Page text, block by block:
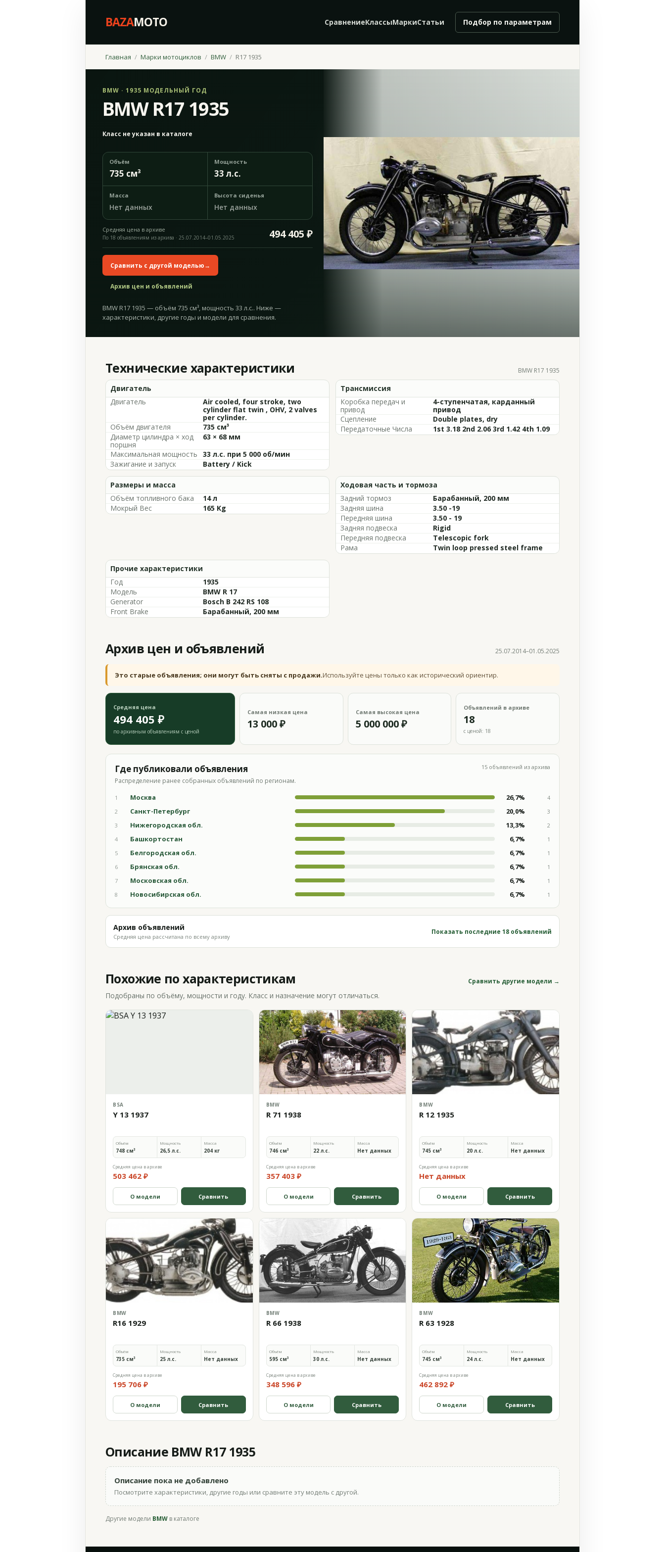
BAZAMOTO СравнениеКлассыМаркиСтатьи Подбор по параметрам
Главная Марки мотоциклов BMW R17 1935
BMW · 1935 МОДЕЛЬНЫЙ ГОД
BMW R17 1935
Класс не указан в каталоге
Объём
735 см³
Мощность
33 л.с.
Масса
Нет данных
Высота сиденья
Нет данных
Средняя цена в архиве 494 405 ₽
По 18 объявлениям из архива · 25.07.2014–01.05.2025
Сравнить с другой моделью→
Архив цен и объявлений
BMW R17 1935 — объём 735 см³, мощность 33 л.с.. Ниже —
характеристики, другие годы и модели для сравнения.
Технические характеристики BMW R17 1935
Двигатель
Двигатель
Air cooled, four stroke, two
cylinder flat twin , OHV, 2 valves
per cylinder.
Объём двигателя
735 см³
Диаметр цилиндра × ход
поршня
63 × 68 мм
Максимальная мощность
33 л.с. при 5 000 об/мин
Зажигание и запуск
Battery / Kick
Трансмиссия
Коробка передач и
привод
4-ступенчатая, карданный
привод
Сцепление
Double plates, dry
Передаточные Числа
1st 3.18 2nd 2.06 3rd 1.42 4th 1.09
Размеры и масса
Объём топливного бака
14 л
Мокрый Вес
165 Kg
Ходовая часть и тормоза
Задний тормоз
Барабанный, 200 мм
Задняя шина
3.50 -19
Передняя шина
3.50 - 19
Задняя подвеска
Rigid
Передняя подвеска
Telescopic fork
Рама
Twin loop pressed steel frame
Прочие характеристики
Год
1935
Модель
BMW R 17
Generator
Bosch B 242 RS 108
Front Brake
Барабанный, 200 мм
Архив цен и объявлений 25.07.2014–01.05.2025
Это старые объявления; они могут быть сняты с продажи.Используйте цены только как исторический ориентир.
Средняя цена
494 405 ₽
по архивным объявлениям с ценой
Самая низкая цена
13 000 ₽
Самая высокая цена
5 000 000 ₽
Объявлений в архиве
18
с ценой: 18
Где публиковали объявления
Распределение ранее собранных объявлений по регионам.
15 объявлений из архива
1 Москва 26,7%
4
2
Санкт-Петербург 20,0%
3
3
Нижегородская обл. 13,3%
2
4
Башкортостан 6,7%
1
5
Белгородская обл. 6,7%
1
6
Брянская обл. 6,7%
1
7
Московская обл. 6,7%
1
8
Новосибирская обл. 6,7% 1
Архив объявлений
Средняя цена рассчитана по всему архиву
Показать последние 18 объявлений
Похожие по характеристикам Сравнить другие модели →
Подобраны по объёму, мощности и году. Класс и назначение могут отличаться.
BSA
Y 13 1937
Объём
748 см³
Мощность
26,5 л.с.
Масса
204 кг
Средняя цена в архиве
503 462 ₽
О модели Сравнить
BMW
R 71 1938
Объём
746 см³
Мощность
22 л.с.
Масса
Нет данных
Средняя цена в архиве
357 403 ₽
О модели Сравнить
BMW
R 12 1935
Объём
745 см³
Мощность
20 л.с.
Масса
Нет данных
Средняя цена в архиве
Нет данных
О модели Сравнить
BMW
R16 1929
Объём
735 см³
Мощность
25 л.с.
Масса
Нет данных
Средняя цена в архиве
195 706 ₽
О модели Сравнить
BMW
R 66 1938
Объём
595 см³
Мощность
30 л.с.
Масса
Нет данных
Средняя цена в архиве
348 596 ₽
О модели Сравнить
BMW
R 63 1928
Объём
745 см³
Мощность
24 л.с.
Масса
Нет данных
Средняя цена в архиве
462 892 ₽
О модели Сравнить
Описание BMW R17 1935
Описание пока не добавлено
Посмотрите характеристики, другие годы или сравните эту модель с другой.
Другие модели BMW в каталоге